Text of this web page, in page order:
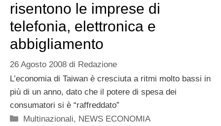
risentono le imprese di
telefonia, elettronica e
abbigliamento
26 Agosto 2008 di Redazione
L’economia di Taiwan è cresciuta a ritmi molto bassi in
più di un anno, dato che il potere di spesa dei
consumatori si è “raffreddato”
Categorie
Multinazionali, NEWS ECONOMIA